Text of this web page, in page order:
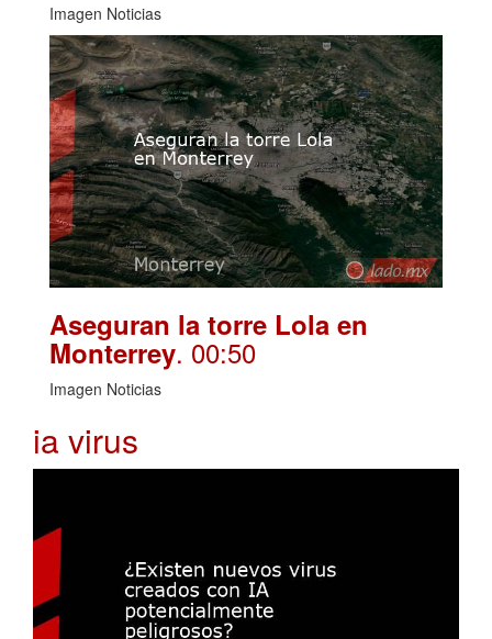
Imagen Noticias
Aseguran la torre Lola en
Monterrey. 00:50
Imagen Noticias
ia virus